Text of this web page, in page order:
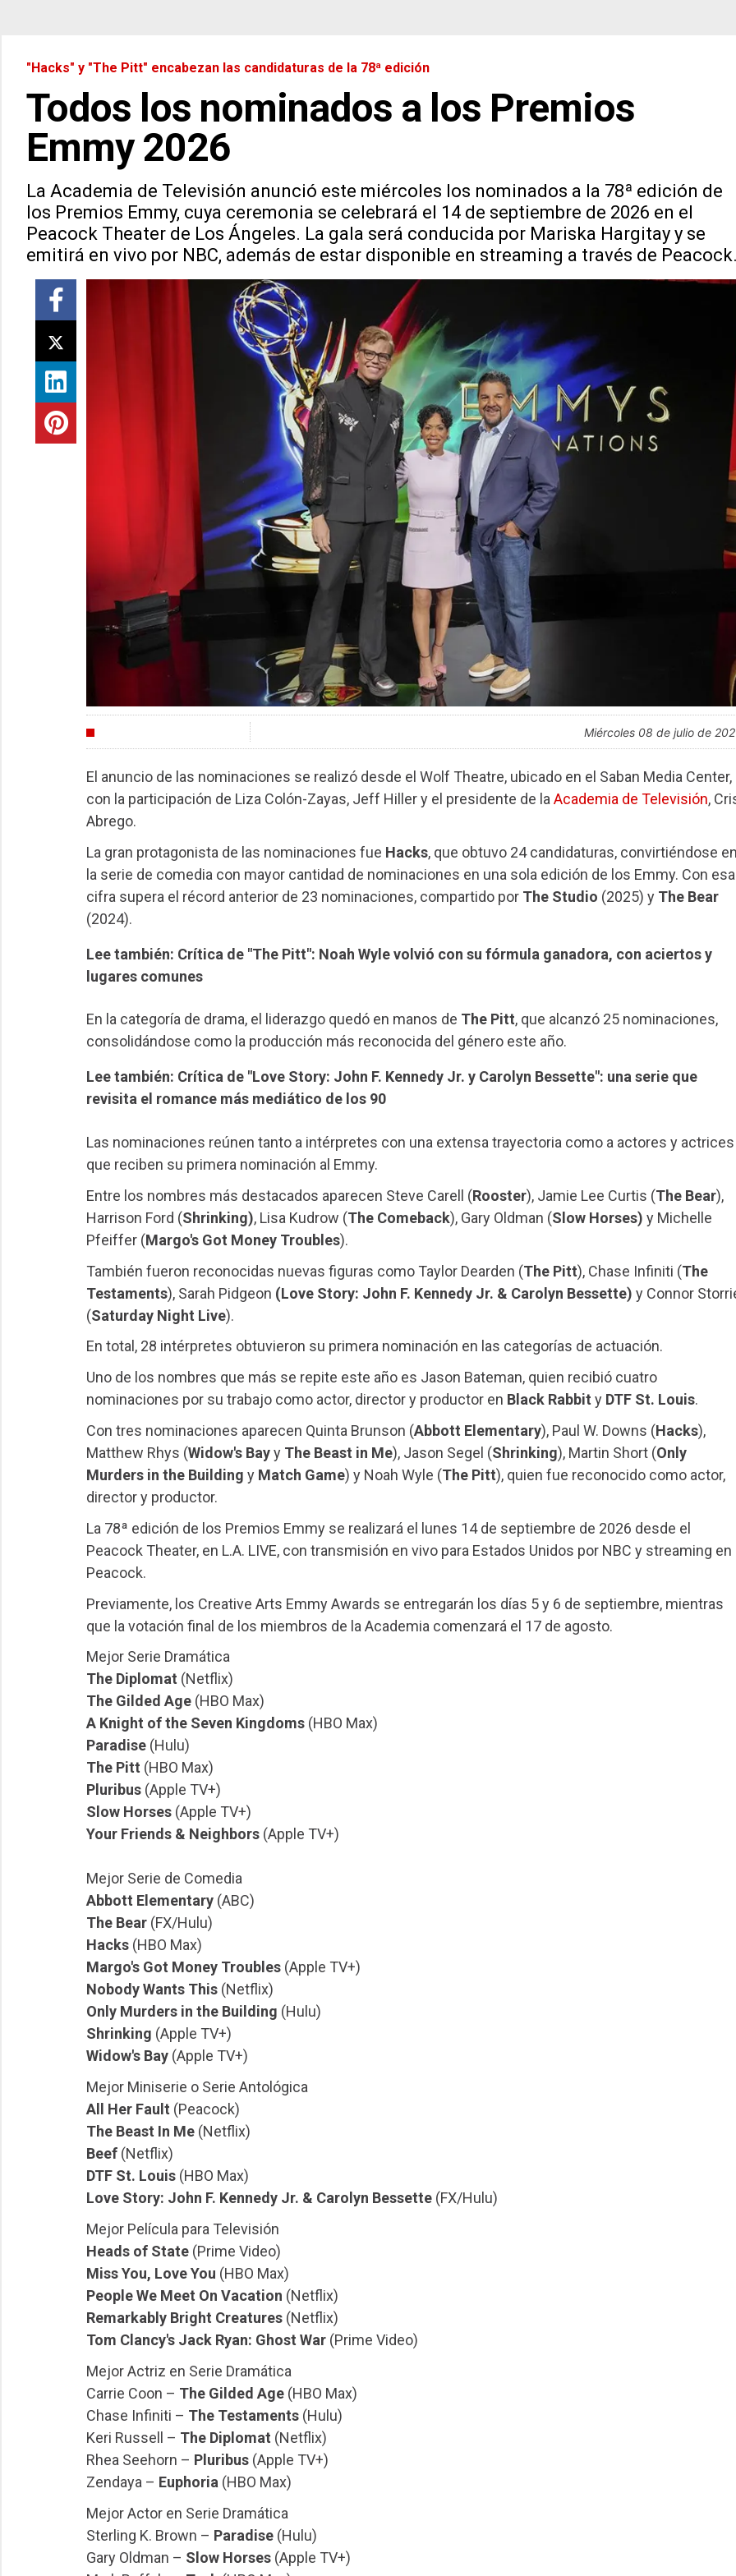
"Hacks" y "The Pitt" encabezan las candidaturas de la 78ª edición
Todos los nominados a los Premios
Emmy 2026
La Academia de Televisión anunció este miércoles los nominados a la 78ª edición de
los Premios Emmy, cuya ceremonia se celebrará el 14 de septiembre de 2026 en el
Peacock Theater de Los Ángeles. La gala será conducida por Mariska Hargitay y se
emitirá en vivo por NBC, además de estar disponible en streaming a través de
miércoles 08 de julio de
El anuncio de las nominaciones se realizó desde el Wolf Theatre, ubicado en el Saban Media Center,
con la participación de Liza Colón-Zayas, Jeff Hiller y el presidente de la Academia de Televisión,
Abrego.
La gran protagonista de las nominaciones fue Hacks, que obtuvo 24 candidaturas, convirtiéndose
la serie de comedia con mayor cantidad de nominaciones en una sola edición de los Emmy. Con esa
cifra supera el récord anterior de 23 nominaciones, compartido porThe Studio (2025) y The Bear
(2024).
Lee también: Crítica de "The Pitt": Noah Wyle volvió con su fórmula ganadora, con aciertos y
lugares comunes
En la categoría de drama, el liderazgo quedó en manos de The Pitt, que alcanzó 25 nominaciones,
consolidándose como la producción más reconocida del género este año.
Lee también: Crítica de "Love Story: John F. Kennedy Jr. y Carolyn Bessette": una serie que
revisita el romance más mediático de los 90
Las nominaciones reúnen tanto a intérpretes con una extensa trayectoria como a actores y actrices
que reciben su primera nominación al Emmy.
Entre los nombres más destacados aparecen Steve Carell (Rooster), Jamie Lee Curtis (The Bear),
Harrison Ford (Shrinking), Lisa Kudrow (The Comeback), Gary Oldman (Slow Horses) y Michelle
Pfeiffer (Margo's Got Money Troubles).
También fueron reconocidas nuevas figuras como Taylor Dearden (The Pitt), Chase Infiniti (The
Testaments), Sarah Pidgeon (Love Story: John F. Kennedy Jr. & Carolyn Bessette) y Connor
(Saturday Night Live).
En total, 28 intérpretes obtuvieron su primera nominación en las categorías de actuación.
Uno de los nombres que más se repite este año es Jason Bateman, quien recibió cuatro
nominaciones por su trabajo como actor, director y productor en Black Rabbit y DTF St. Louis.
Con tres nominaciones aparecen Quinta Brunson (Abbott Elementary), Paul W. Downs (Hacks),
Matthew Rhys (Widow's Bayy The Beast in Me), Jason Segel (Shrinking), Martin Short (Only
Murders in the Building y Match Game) y Noah Wyle (The Pitt), quien fue reconocido como actor,
director y productor.
La 78ª edición de los Premios Emmy se realizará el lunes 14 de septiembre de 2026 desde el
Peacock Theater, en L.A. LIVE, con transmisión en vivo para Estados Unidos por NBC y streaming en
Peacock.
Previamente, los Creative Arts Emmy Awards se entregarán los días 5 y 6 de septiembre, mientras
que la votación final de los miembros de la Academia comenzará el 17 de agosto.
Mejor Serie Dramática
The Diplomat (Netflix)
The Gilded Age(HBO Max)
A Knight of the Seven Kingdoms(HBO Max)
Paradise(Hulu)
The Pitt (HBO Max)
Pluribus(Apple TV+)
Slow Horses(Apple TV+)
Your Friends & Neighbors(Apple TV+)
Mejor Serie de Comedia
Abbott Elementary(ABC)
The Bear (FX/Hulu)
Hacks (HBO Max)
Margo's Got Money Troubles(Apple TV+)
Nobody Wants This(Netflix)
Only Murders in the Building (Hulu)
Shrinking (Apple TV+)
Widow's Bay (Apple TV+)
Mejor Miniserie o Serie Antológica
All Her Fault (Peacock)
The Beast In Me(Netflix)
Beef(Netflix)
DTF St. Louis(HBO Max)
Love Story: John F. Kennedy Jr. & Carolyn Bessette (FX/Hulu)
Mejor Película para Televisión
Heads of State (Prime Video)
Miss You, Love You (HBO Max)
People We Meet On Vacation (Netflix)
Remarkably Bright Creatures(Netflix)
Tom Clancy's Jack Ryan: Ghost War (Prime Video)
Mejor Actriz en Serie Dramática
Carrie Coon – The Gilded Age(HBO Max)
Chase Infiniti – The Testaments(Hulu)
Keri Russell – The Diplomat (Netflix)
Rhea Seehorn – Pluribus(Apple TV+)
Zendaya – Euphoria (HBO Max)
Mejor Actor en Serie Dramática
Sterling K. Brown – Paradise (Hulu)
Gary Oldman – Slow Horses(Apple TV+)